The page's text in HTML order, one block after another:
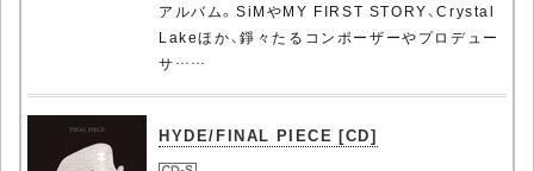
アルバム。SiMやMY FIRST STORY、Crystal
Lakeほか、錚々たるコンポーザーやプロデュー
サ……
HYDE/FINAL PIECE [CD]